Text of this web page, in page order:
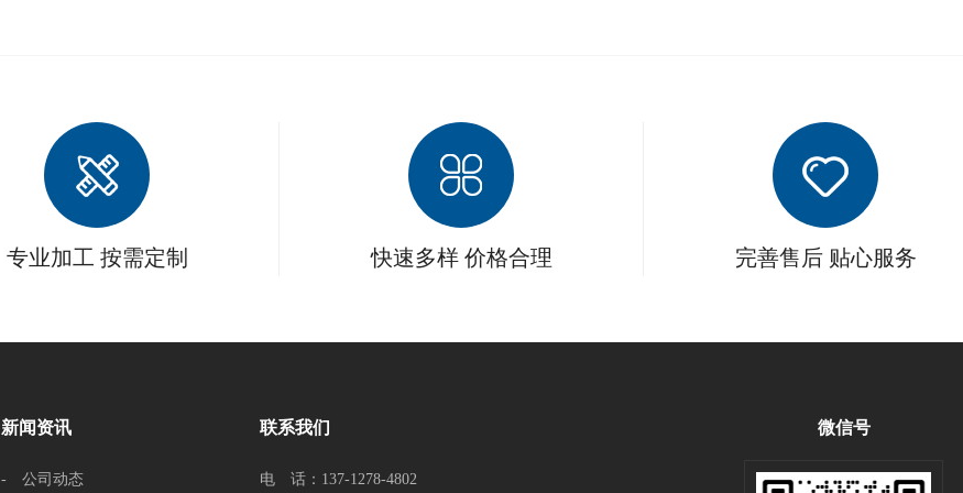
专业加工 按需定制 快速多样 价格合理 完善售后 贴心服务
新闻资讯
- 公司动态
联系我们
电 话：137-1278-4802
微信号